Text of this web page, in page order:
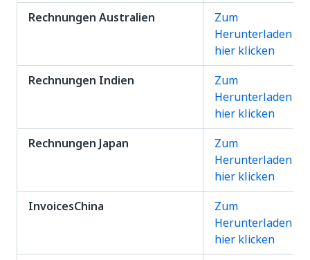
Rechnungen Australien
Zum
Herunterladen
hier klicken
Rechnungen Indien
Zum
Herunterladen
hier klicken
Rechnungen Japan
Zum
Herunterladen
hier klicken
InvoicesChina
Zum
Herunterladen
hier klicken